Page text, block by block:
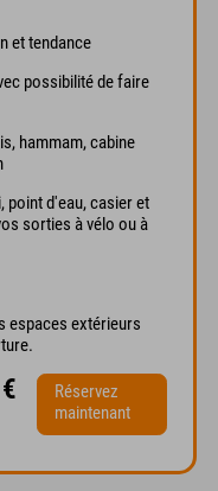
et tendance
possibilité de faire
hammam, cabine
point d'eau, casier et
sorties à vélo ou à
espaces extérieurs
Réservez
maintenant